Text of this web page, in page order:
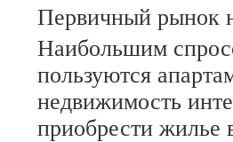
Первичный рынок
Наибольшим
пользуются
недвижимость
приобрести жилье